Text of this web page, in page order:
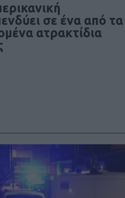
σε ένα από τα
ατρακτίδια